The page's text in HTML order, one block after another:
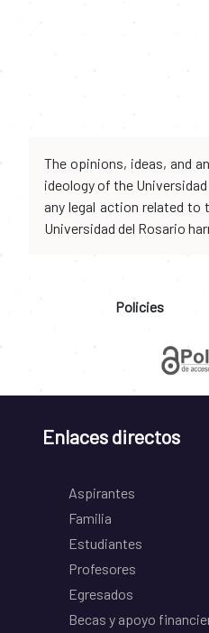
The opinions, ideas, and
ideology of the
any legal action related
Universidad del Rosario
Policies
Enlaces directos
Aspirantes
Familia
Estudiantes
Profesores
Egresados
Becas y apoyo